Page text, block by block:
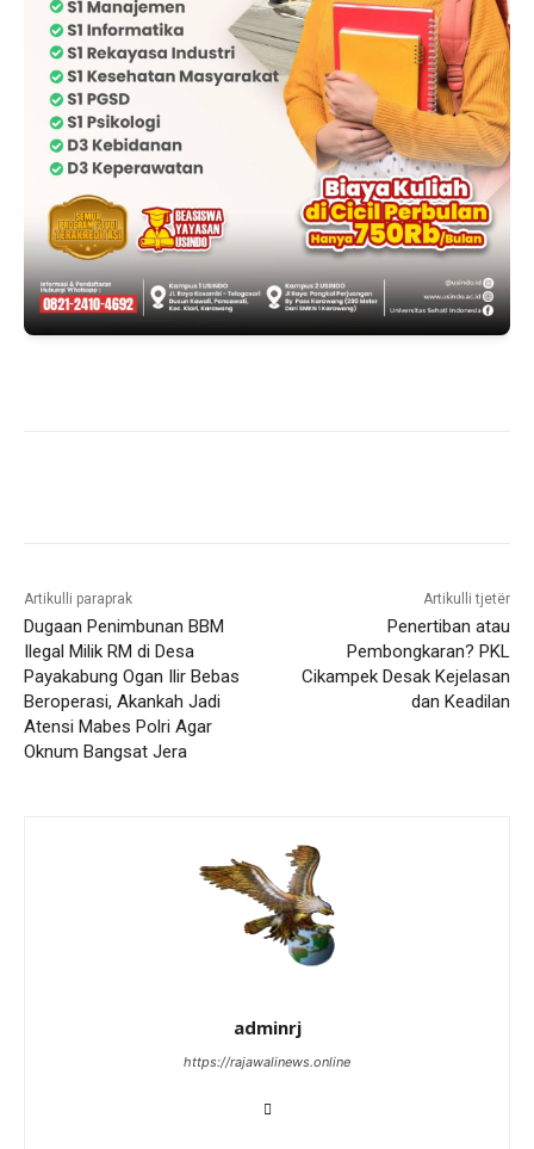
Artikulli paraprak
Dugaan Penimbunan BBM
Ilegal Milik RM di Desa
Payakabung Ogan Ilir Bebas
Beroperasi, Akankah Jadi
Atensi Mabes Polri Agar
Oknum Bangsat Jera
Artikulli tjetër
Penertiban atau
Pembongkaran? PKL
Cikampek Desak Kejelasan
dan Keadilan
adminrj
https://rajawalinews.online